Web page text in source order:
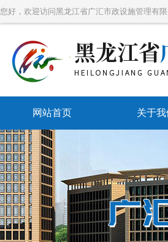
您好，欢迎访问黑龙江省广汇市政设施管理有限
网站首页 关于我